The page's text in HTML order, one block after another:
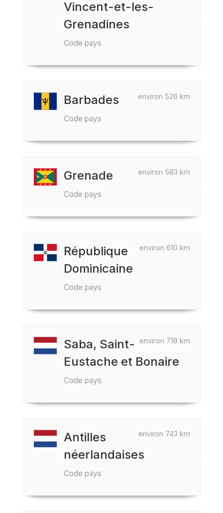
Vincent-et-les-
Grenadines
Code pays
environ 526 km
Barbades
Code pays
environ 583 km
Grenade
Code pays
environ 610 km
République
Dominicaine
Code pays
environ 718 km
Saba, Saint-
Eustache et Bonaire
Code pays
environ 743 km
Antilles
néerlandaises
Code pays